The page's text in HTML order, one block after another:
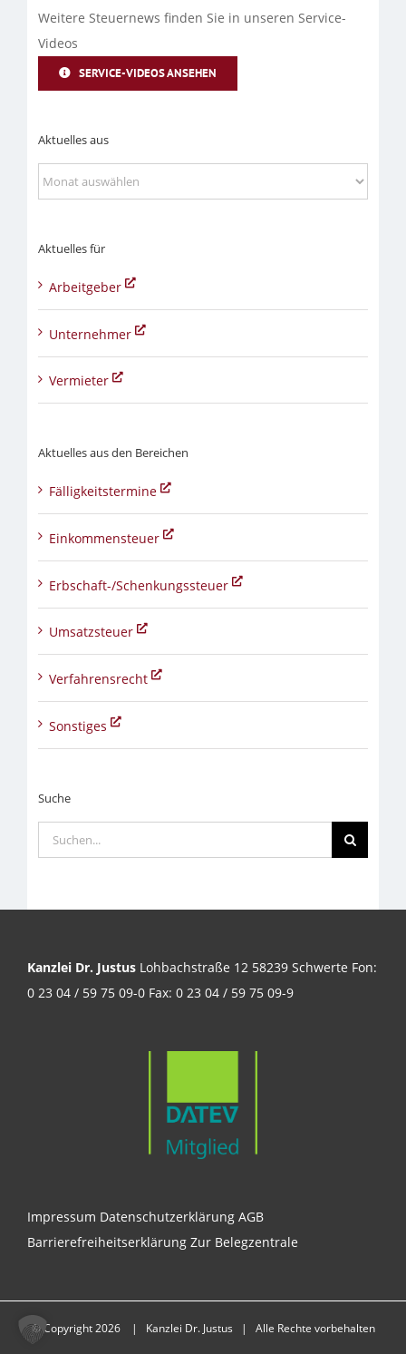
Weitere Steuernews finden Sie in unseren Service-
Videos
SERVICE-VIDEOS ANSEHEN
Aktuelles aus
Aktuelles
aus
Aktuelles für
Arbeitgeber
Unternehmer
Vermieter
Aktuelles aus den Bereichen
Fälligkeitstermine
Einkommensteuer
Erbschaft-/Schenkungssteuer
Umsatzsteuer
Verfahrensrecht
Sonstiges
Suche
Suche
nach:
Kanzlei Dr. Justus Lohbachstraße 12 58239 Schwerte Fon:
0 23 04 / 59 75 09-0 Fax: 0 23 04 / 59 75 09-9
Impressum Datenschutzerklärung AGB
Barrierefreiheitserklärung Zur Belegzentrale
© Copyright2026 | Kanzlei Dr. Justus | Alle Rechte vorbehalten